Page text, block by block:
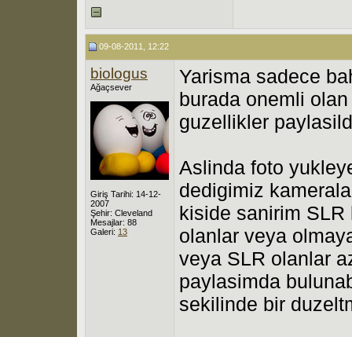
09-08-2011, 12:22
biologus
Ağaçsever
Giriş Tarihi: 14-12-
2007
Şehir: Cleveland
Mesajlar: 88
Galeri: 13
Yarisma sadece
burada onemli
guzellikler
Aslinda foto
dedigimiz
kiside sanirim
olanlar veya
veya SLR olanlar
paylasimda
sekilinde bir